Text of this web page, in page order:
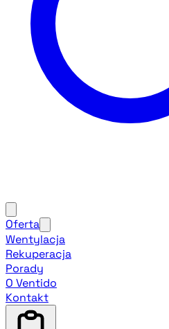
Oferta
Wentylacja
Rekuperacja
Porady
O Ventido
Kontakt